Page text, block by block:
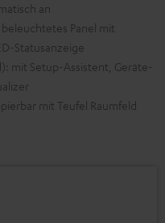
an
Panel mit
Statusanzeige
mit Setup-Assistent, Geräte-
mit Teufel Raumfeld